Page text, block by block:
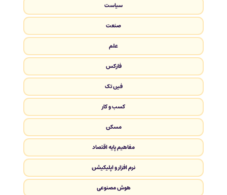
سیاست
صنعت
علم
فارکس
فین تک
کسب و کار
مسکن
مفاهیم پایه اقتصاد
نرم افزار و اپلیکیشن
هوش مصنوعی